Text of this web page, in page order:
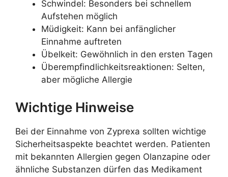
Schwindel: Besonders bei schnellem
Aufstehen möglich
Müdigkeit: Kann bei anfänglicher
Einnahme auftreten
Übelkeit: Gewöhnlich in den ersten Tagen
Überempfindlichkeitsreaktionen: Selten,
aber mögliche Allergie
Wichtige Hinweise
Bei der Einnahme von Zyprexa sollten wichtige
Sicherheitsaspekte beachtet werden. Patienten
mit bekannten Allergien gegen Olanzapine oder
ähnliche Substanzen dürfen das Medikament